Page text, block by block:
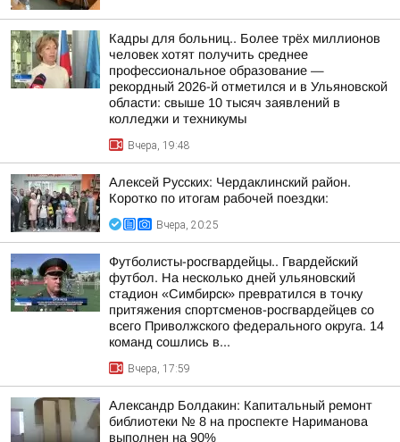
Кадры для больниц.. Более трёх миллионов
человек хотят получить среднее
профессиональное образование —
рекордный 2026-й отметился и в Ульяновской
области: свыше 10 тысяч заявлений в
колледжи и техникумы
Вчера, 19:48
Алексей Русских: Чердаклинский район.
Коротко по итогам рабочей поездки:
Вчера, 20:25
Футболисты-росгвардейцы.. Гвардейский
футбол. На несколько дней ульяновский
стадион «Симбирск» превратился в точку
притяжения спортсменов-росгвардейцев со
всего Приволжского федерального округа. 14
команд сошлись в...
Вчера, 17:59
Александр Болдакин: Капитальный ремонт
библиотеки № 8 на проспекте Нариманова
выполнен на 90%